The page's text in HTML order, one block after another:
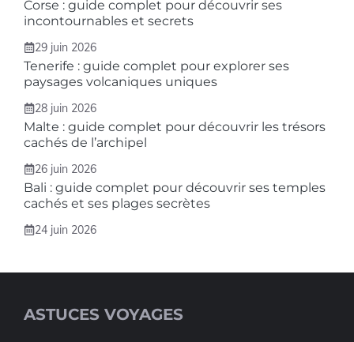
Corse : guide complet pour découvrir ses
incontournables et secrets
29 juin 2026
Tenerife : guide complet pour explorer ses
paysages volcaniques uniques
28 juin 2026
Malte : guide complet pour découvrir les trésors
cachés de l’archipel
26 juin 2026
Bali : guide complet pour découvrir ses temples
cachés et ses plages secrètes
24 juin 2026
ASTUCES VOYAGES